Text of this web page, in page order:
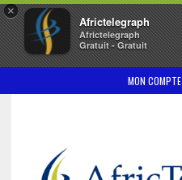
×
Africtelegraph
Africtelegraph
Gratuit - Gratuit
MON COMPTE